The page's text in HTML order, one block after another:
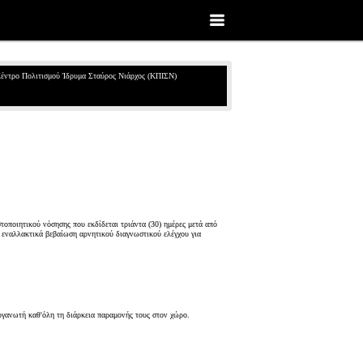
Πολιτισμού Ίδρυμα Σταύρος Νιάρχος (ΚΠΙΣΝ)
νόσησης που εκδίδεται τριάντα (30) ημέρες μετά από
βεβαίωση αρνητικού διαγνωστικού ελέγχου για
καθ'όλη τη διάρκεια παραμονής τους στον χώρο.